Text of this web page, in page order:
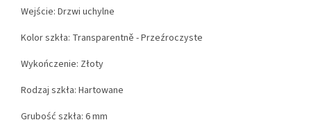
Wejście: Drzwi uchylne
Kolor szkła: Transparentně - Przeźroczyste
Wykończenie: Złoty
Rodzaj szkła: Hartowane
Grubość szkła: 6 mm